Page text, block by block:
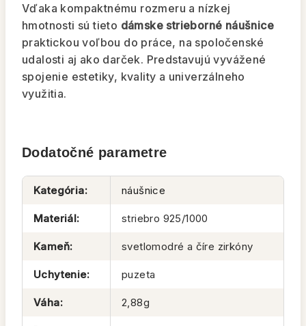
Vďaka kompaktnému rozmeru a nízkej
hmotnosti sú tieto dámske strieborné náušnice
praktickou voľbou do práce, na spoločenské
udalosti aj ako darček. Predstavujú vyvážené
spojenie estetiky, kvality a univerzálneho
využitia.
Dodatočné parametre
Kategória: náušnice
Materiál: striebro 925/1000
Kameň: svetlomodré a číre zirkóny
Uchytenie: puzeta
Váha: 2,88g